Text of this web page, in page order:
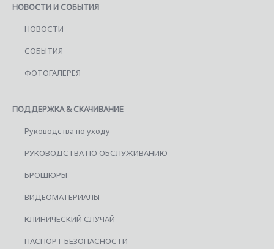
НОВОСТИ И СОБЫТИЯ
НОВОСТИ
СОБЫТИЯ
ФОТОГАЛЕРЕЯ
ПОДДЕРЖКА & СКАЧИВАНИЕ
Руководства по уходу
РУКОВОДСТВА ПО ОБСЛУЖИВАНИЮ
БРОШЮРЫ
ВИДЕОМАТЕРИАЛЫ
КЛИНИЧЕСКИЙ СЛУЧАЙ
ПАСПОРТ БЕЗОПАСНОСТИ